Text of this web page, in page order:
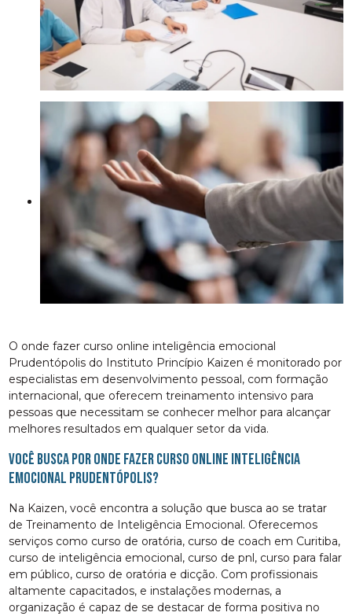
O onde fazer curso online inteligência emocional
Prudentópolis do Instituto Princípio Kaizen é monitorado por
especialistas em desenvolvimento pessoal, com formação
internacional, que oferecem treinamento intensivo para
pessoas que necessitam se conhecer melhor para alcançar
melhores resultados em qualquer setor da vida.
Você busca por onde fazer curso online inteligência
emocional Prudentópolis?
Na Kaizen, você encontra a solução que busca ao se tratar
de Treinamento de Inteligência Emocional. Oferecemos
serviços como curso de oratória, curso de coach em Curitiba,
curso de inteligência emocional, curso de pnl, curso para falar
em público, curso de oratória e dicção. Com profissionais
altamente capacitados, e instalações modernas, a
organização é capaz de se destacar de forma positiva no